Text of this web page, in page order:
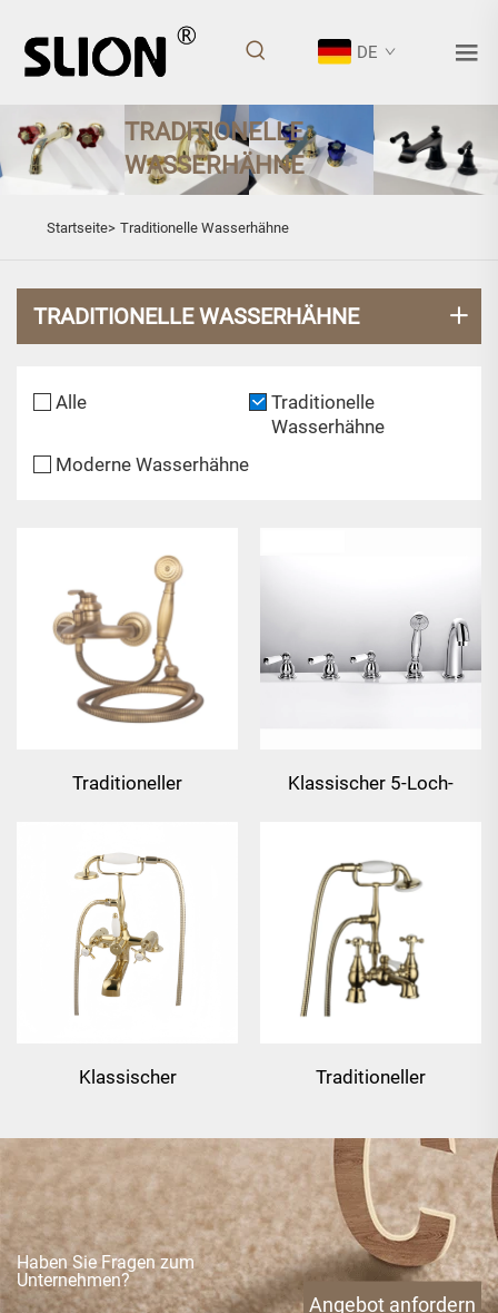
DE
TRADITIONELLE
WASSERHÄHNE
Startseite> Traditionelle Wasserhähne
TRADITIONELLE WASSERHÄHNE
Alle
Traditionelle
Wasserhähne
Moderne Wasserhähne
Traditioneller
Duschmischer - Bronze
Klassischer 5-Loch-
Klassischer
Badewannen-
Duschmischer – Gold
Traditioneller
Badewannen-
Duschmischer – Gold
Haben Sie Fragen zum
Unternehmen?
Angebot anfordern